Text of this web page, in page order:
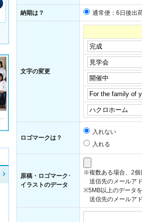
納期は？ 通常便：6日後出
文字の変更
ロゴマークは？
入れない
入れる
原稿・ロゴマーク･
イラストのデータ
※複数ある場合、2個
送信先のメールア
※5MB以上のデータ
送信先のメールア